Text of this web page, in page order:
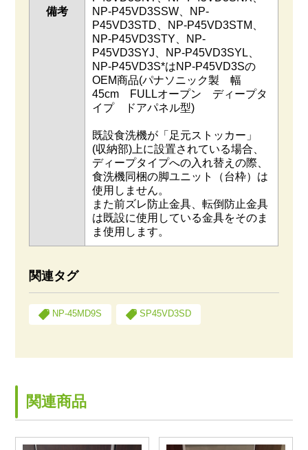
備考
NP-P45VD3SSW、NP-
P45VD3STD、NP-P45VD3STM、
NP-P45VD3STY、NP-
P45VD3SYJ、NP-P45VD3SYL、
NP-P45VD3S*はNP-P45VD3Sの
OEM商品(パナソニック製 幅
45cm FULLオープン ディープタ
イプ ドアパネル型)
既設食洗機が「足元ストッカー」
(収納部)上に設置されている場合、
ディープタイプへの入れ替えの際、
食洗機同梱の脚ユニット（台枠）は
使用しません。
また前ズレ防止金具、転倒防止金具
は既設に使用している金具をそのま
ま使用します。
関連タグ
NP-45MD9S SP45VD3SD
関連商品